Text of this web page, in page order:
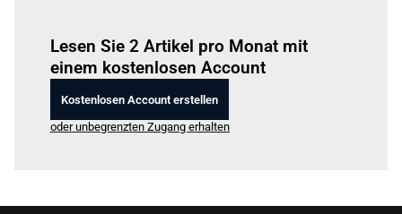
Lesen Sie 2 Artikel pro Monat mit
einem kostenlosen Account
Kostenlosen Account erstellen
oder unbegrenzten Zugang erhalten